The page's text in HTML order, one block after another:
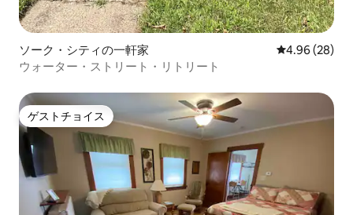
ソーク・シティの一軒家 レビュー28
4.96 (28)
ウォーター・ストリート・リトリート
ゲストチョイス
ゲストチョイス